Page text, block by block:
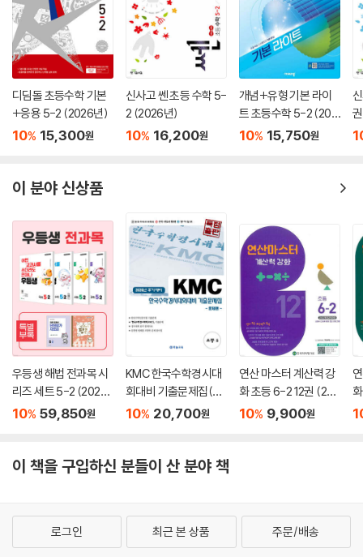
디딤돌 초등수학 기본
+응용 5-2 (2026년)
10% 15,300원
신사고 쎈 초등 수학 5-
2 (2026년)
10% 16,200원
개념+유형 기본 라이
트 초등수학 5-2 (202
6년)
10% 15,750원
이 분야 신상품
우등생 해법 전과목 시
리즈 세트 5-2 (2026
년)
10% 59,850원
KMC 한국수학경시대
회대비 기출문제집(후
기) 초등 5 (2026년)
10% 20,700원
연산 마스터 계산력 강
화 초등 6-2 12권 (202
6년)
10% 9,900원
6
이 책을 구입하신 분들이 산 분야 책
로그인 최근 본 상품 주문/배송